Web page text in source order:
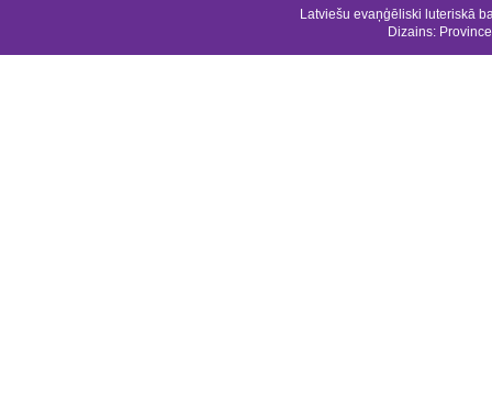
Latviešu evaņģēliski luteriskā
Dizains: